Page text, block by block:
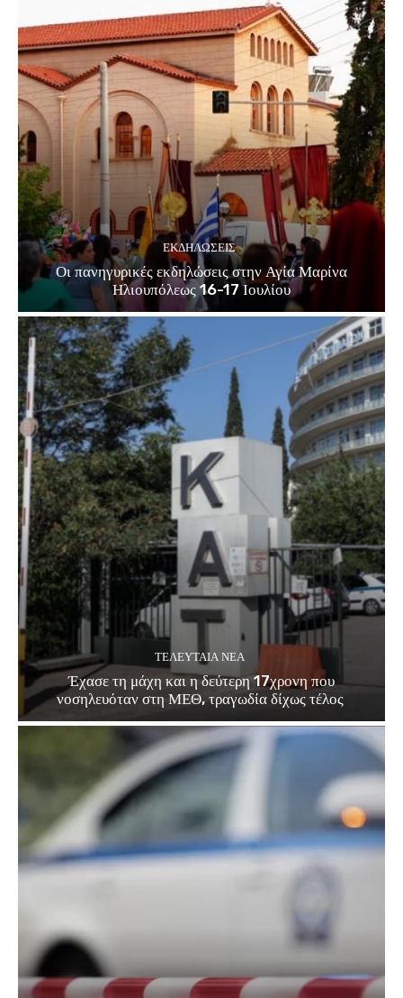
ΕΚΔΗΛΏΣΕΙΣ
Οι πανηγυρικές εκδηλώσεις στην Αγία Μαρίνα
Ηλιουπόλεως 16-17 Ιουλίου
ΤΕΛΕΥΤΑΊΑ ΝΈΑ
Έχασε τη μάχη και η δεύτερη 17χρονη που
νοσηλευόταν στη ΜΕΘ, τραγωδία δίχως τέλος